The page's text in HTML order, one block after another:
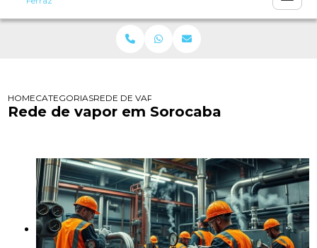
HOMECATEGORIASREDE DE VAPOR EM SOROCABA
Rede de vapor em Sorocaba